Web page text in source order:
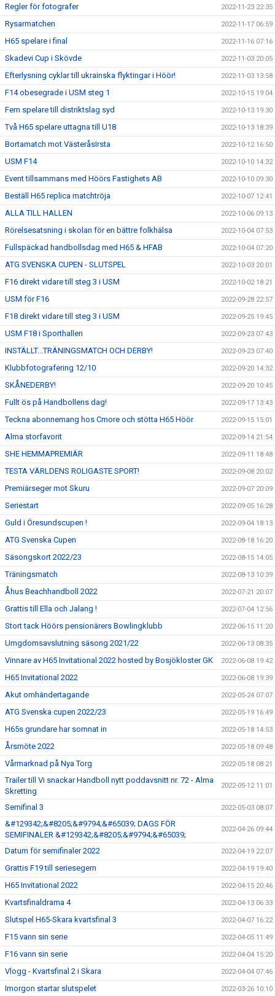
Regler för fotografer 2022-11-23 22:35
Rysarmatchen 2022-11-17 06:59
H65 spelare i final 2022-11-16 07:16
Skadevi Cup i Skövde 2022-11-03 20:05
Efterlysning cyklar till ukrainska flyktingar i Höör! 2022-11-03 13:58
F14 obesegrade i USM steg 1 2022-10-15 19:04
Fem spelare till distriktslag syd 2022-10-13 19:30
Två H65 spelare uttagna till U18 2022-10-13 18:39
Bortamatch mot VästeråsIrsta 2022-10-12 16:50
USM F14 2022-10-10 14:32
Event tillsammans med Höörs Fastighets AB 2022-10-10 09:30
Beställ H65 replica matchtröja 2022-10-07 12:41
ALLA TILL HALLEN 2022-10-06 09:13
Rörelsesatsning i skolan för en bättre folkhälsa 2022-10-04 07:53
Fullspäckad handbollsdag med H65 & HFAB 2022-10-04 07:20
ATG SVENSKA CUPEN - SLUTSPEL 2022-10-03 20:01
F16 direkt vidare till steg 3 i USM 2022-10-02 18:21
USM för F16 2022-09-28 22:57
F18 direkt vidare till steg 3 i USM 2022-09-25 19:45
USM F18 i Sporthallen 2022-09-23 07:43
INSTÄLLT...TRÄNINGSMATCH OCH DERBY! 2022-09-23 07:40
Klubbfotografering 12/10 2022-09-20 14:32
SKÅNEDERBY! 2022-09-20 10:45
Fullt ös på Handbollens dag! 2022-09-17 13:43
Teckna abonnemang hos Cmore och stötta H65 Höör 2022-09-15 15:01
Alma storfavorit 2022-09-14 21:54
SHE HEMMAPREMIÄR 2022-09-11 18:48
TESTA VÄRLDENS ROLIGASTE SPORT! 2022-09-08 20:02
Premiärseger mot Skuru 2022-09-07 20:09
Seriestart 2022-09-05 16:28
Guld i Öresundscupen ! 2022-09-04 18:13
ATG Svenska Cupen 2022-08-18 16:20
Säsongskort 2022/23 2022-08-15 14:05
Träningsmatch 2022-08-13 10:39
Åhus Beachhandboll 2022 2022-07-21 20:07
Grattis till Ella och Jalang ! 2022-07-04 12:56
Stort tack Höörs pensionärers Bowlingklubb 2022-06-15 11:20
Umgdomsavslutning säsong 2021/22 2022-06-13 08:35
Vinnare av H65 Invitational 2022 hosted by Bosjökloster GK 2022-06-08 19:42
H65 Invitational 2022 2022-06-08 19:39
Akut omhändertagande 2022-05-24 07:07
ATG Svenska cupen 2022/23 2022-05-19 16:49
H65s grundare har somnat in 2022-05-18 14:53
Årsmöte 2022 2022-05-18 09:48
Vårmarknad på Nya Torg 2022-05-18 08:21
Trailer till Vi snackar Handboll nytt poddavsnitt nr. 72 - Alma
Skretting
2022-05-12 11:01
Semifinal 3 2022-05-03 08:07
&#129342;&#8205;&#9794;&#65039; DAGS FÖR
SEMIFINALER &#129342;&#8205;&#9794;&#65039;
2022-04-26 09:44
Datum för semifinaler 2022 2022-04-19 22:07
Grattis F19 till seriesegern 2022-04-19 19:40
H65 Invitational 2022 2022-04-15 20:46
Kvartsfinaldrama 4 2022-04-13 06:33
Slutspel H65-Skara kvartsfinal 3 2022-04-07 16:22
F15 vann sin serie 2022-04-05 11:49
F16 vann sin serie 2022-04-04 15:20
Vlogg - Kvartsfinal 2 i Skara 2022-04-04 07:46
Imorgon startar slutspelet 2022-03-26 10:10